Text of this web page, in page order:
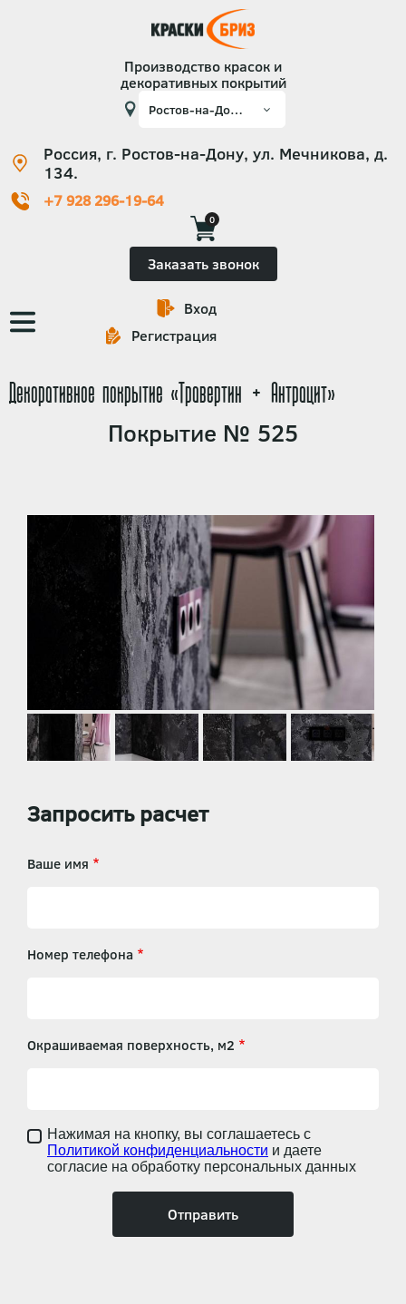
Производство красок и
декоративных покрытий
Россия, г. Ростов-на-Дону, ул. Мечникова, д.
134.
+7 928 296-19-64
0
Заказать звонок
Основная
навигация
Вход
Регистрация
Декоративное покрытие «Травертин + Антрацит»
Покрытие № 525
Запросить расчет
Ваше имя
Номер телефона
Окрашиваемая поверхность, м2
Нажимая на кнопку, вы соглашаетесь с
Политикой конфиденциальности и даете
согласие на обработку персональных данных